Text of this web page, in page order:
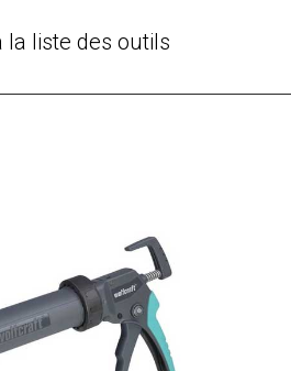
la liste des outils